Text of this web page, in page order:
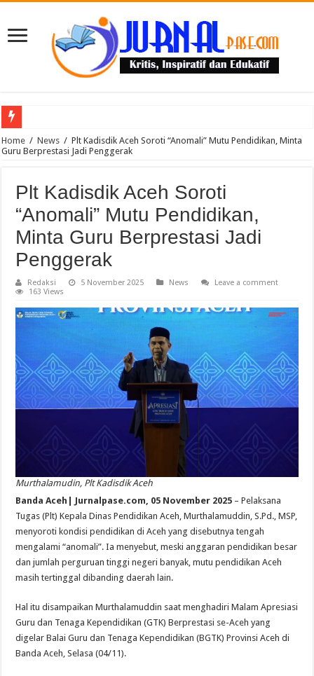
Puluhan Guru Berkumpul di TPN XIII Aceh Utara, Kacabdin Tekankan Cetak
Home / News / Plt Kadisdik Aceh Soroti “Anomali” Mutu Pendidikan, Minta
Guru Berprestasi Jadi Penggerak
Plt Kadisdik Aceh Soroti
“Anomali” Mutu Pendidikan,
Minta Guru Berprestasi Jadi
Penggerak
Redaksi 5 November 2025 News
Leave a comment
163 Views
Murthalamudin, Plt Kadisdik Aceh
Banda Aceh| Jurnalpase.com, 05 November 2025 – Pelaksana
Tugas (Plt) Kepala Dinas Pendidikan Aceh, Murthalamuddin, S.Pd., MSP,
menyoroti kondisi pendidikan di Aceh yang disebutnya tengah
mengalami “anomali”. Ia menyebut, meski anggaran pendidikan besar
dan jumlah perguruan tinggi negeri banyak, mutu pendidikan Aceh
masih tertinggal dibanding daerah lain.
Hal itu disampaikan Murthalamuddin saat menghadiri Malam Apresiasi
Guru dan Tenaga Kependidikan (GTK) Berprestasi se-Aceh yang
digelar Balai Guru dan Tenaga Kependidikan (BGTK) Provinsi Aceh di
Banda Aceh, Selasa (04/11).